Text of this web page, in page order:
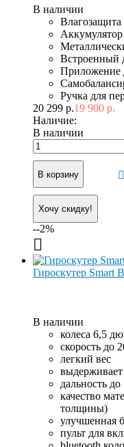
В наличии
Влагозащита
Встроенный
Приложение
Ручка для
20 299 р.19 900 р.
Наличие:
В наличии
В корзину
Хочу скидку!
--2%
Гироскутер Smart
В наличии
колеса 6,5
скорость до
легкий вес
выдерживает
дальность
качество
толщины)
улучшенная
пульт для